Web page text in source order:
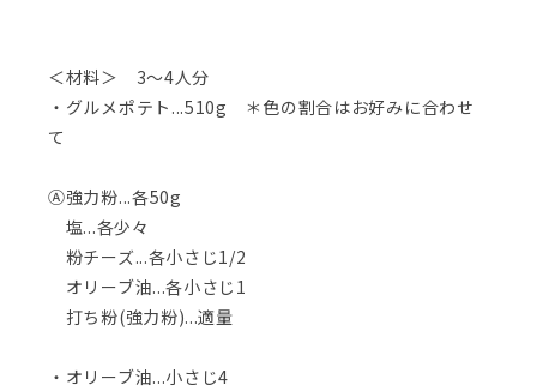
＜材料＞ 3～4人分
・グルメポテト...510g ＊色の割合はお好みに合わせ
て
Ⓐ強力粉...各50g
塩...各少々
粉チーズ...各小さじ1/2
オリーブ油...各小さじ1
打ち粉(強力粉)...適量
・オリーブ油...小さじ4